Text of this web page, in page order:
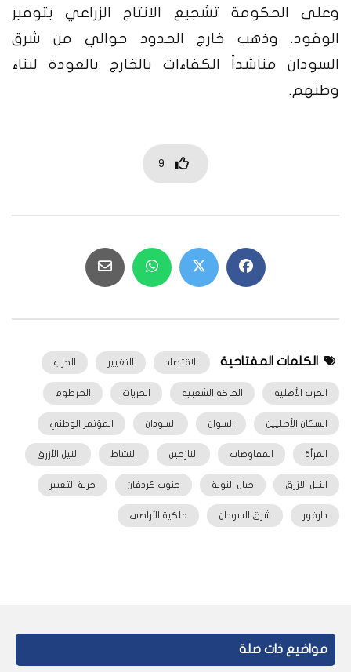
وعلى الحكومة تشجيع الانتاج الزراعي بتوفير
الوقود. وذهب خارج الحدود حوالي من شرق
السودان مناشداً الكفاءات بالخارج بالعودة لبناء
وطنهم.
9
الكلمات المفتاحية الاقتصاد التغيير الحرب
الحرب الأهلية الحركة الشعبية الحريات الخرطوم
السكان الأصليين السوان السودان المؤتمر الوطني
المرأة المفاوضات النازحين النشاط النيل الأزرق
النيل الازرق جبال النوبة جنوب كردفان حرية التعبير
دارفور شرق السودان ملكية الأراضي
مواضيع ذات صلة